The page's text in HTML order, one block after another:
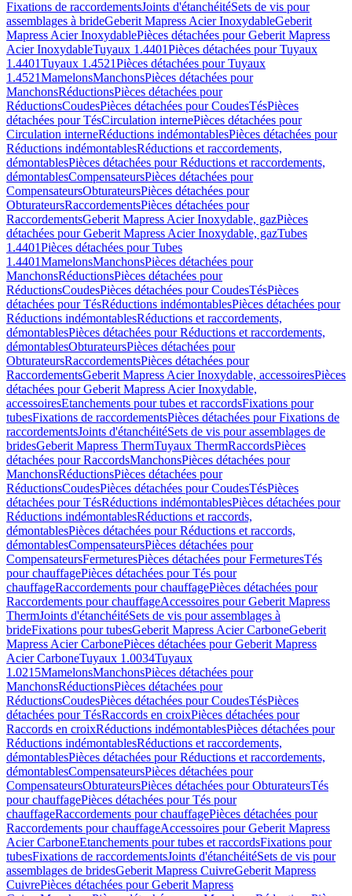
Fixations de raccordementsJoints d'étanchéitéSets de vis pour
assemblages à brideGeberit Mapress Acier InoxydableGeberit
Mapress Acier InoxydablePièces détachées pour Geberit Mapress
Acier InoxydableTuyaux 1.4401Pièces détachées pour Tuyaux
1.4401Tuyaux 1.4521Pièces détachées pour Tuyaux
1.4521MamelonsManchonsPièces détachées pour
ManchonsRéductionsPièces détachées pour
RéductionsCoudesPièces détachées pour CoudesTésPièces
détachées pour TésCirculation internePièces détachées pour
Circulation interneRéductions indémontablesPièces détachées pour
Réductions indémontablesRéductions et raccordements,
démontablesPièces détachées pour Réductions et raccordements,
démontablesCompensateursPièces détachées pour
CompensateursObturateursPièces détachées pour
ObturateursRaccordementsPièces détachées pour
RaccordementsGeberit Mapress Acier Inoxydable, gazPièces
détachées pour Geberit Mapress Acier Inoxydable, gazTubes
1.4401Pièces détachées pour Tubes
1.4401MamelonsManchonsPièces détachées pour
ManchonsRéductionsPièces détachées pour
RéductionsCoudesPièces détachées pour CoudesTésPièces
détachées pour TésRéductions indémontablesPièces détachées pour
Réductions indémontablesRéductions et raccordements,
démontablesPièces détachées pour Réductions et raccordements,
démontablesObturateursPièces détachées pour
ObturateursRaccordementsPièces détachées pour
RaccordementsGeberit Mapress Acier Inoxydable, accessoiresPièces
détachées pour Geberit Mapress Acier Inoxydable,
accessoiresEtanchements pour tubes et raccordsFixations pour
tubesFixations de raccordementsPièces détachées pour Fixations de
raccordementsJoints d'étanchéitéSets de vis pour assemblages de
bridesGeberit Mapress ThermTuyaux ThermRaccordsPièces
détachées pour RaccordsManchonsPièces détachées pour
ManchonsRéductionsPièces détachées pour
RéductionsCoudesPièces détachées pour CoudesTésPièces
détachées pour TésRéductions indémontablesPièces détachées pour
Réductions indémontablesRéductions et raccords,
démontablesPièces détachées pour Réductions et raccords,
démontablesCompensateursPièces détachées pour
CompensateursFermeturesPièces détachées pour FermeturesTés
pour chauffagePièces détachées pour Tés pour
chauffageRaccordements pour chauffagePièces détachées pour
Raccordements pour chauffageAccessoires pour Geberit Mapress
ThermJoints d'étanchéitéSets de vis pour assemblages à
brideFixations pour tubesGeberit Mapress Acier CarboneGeberit
Mapress Acier CarbonePièces détachées pour Geberit Mapress
Acier CarboneTuyaux 1.0034Tuyaux
1.0215MamelonsManchonsPièces détachées pour
ManchonsRéductionsPièces détachées pour
RéductionsCoudesPièces détachées pour CoudesTésPièces
détachées pour TésRaccords en croixPièces détachées pour
Raccords en croixRéductions indémontablesPièces détachées pour
Réductions indémontablesRéductions et raccordements,
démontablesPièces détachées pour Réductions et raccordements,
démontablesCompensateursPièces détachées pour
CompensateursObturateursPièces détachées pour ObturateursTés
pour chauffagePièces détachées pour Tés pour
chauffageRaccordements pour chauffagePièces détachées pour
Raccordements pour chauffageAccessoires pour Geberit Mapress
Acier CarboneEtanchements pour tubes et raccordsFixations pour
tubesFixations de raccordementsJoints d'étanchéitéSets de vis pour
assemblages de bridesGeberit Mapress CuivreGeberit Mapress
CuivrePièces détachées pour Geberit Mapress